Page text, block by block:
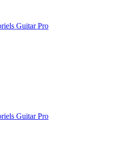
Guitar Pro
Guitar Pro